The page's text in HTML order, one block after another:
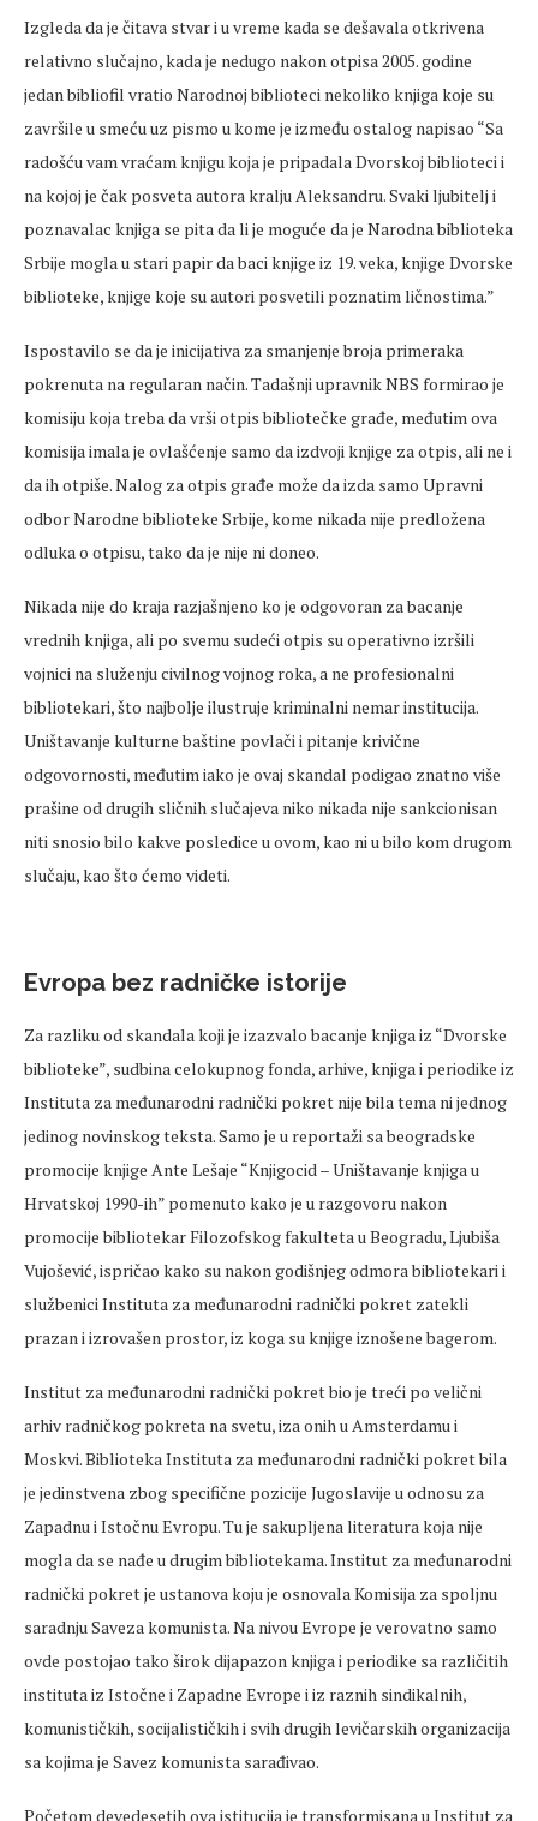
Izgleda da je čitava stvar i u vreme kada se dešavala otkrivena
relativno slučajno, kada je nedugo nakon otpisa 2005. godine
jedan bibliofil vratio Narodnoj biblioteci nekoliko knjiga koje su
završile u smeću uz pismo u kome je između ostalog napisao “Sa
radošću vam vraćam knjigu koja je pripadala Dvorskoj biblioteci i
na kojoj je čak posveta autora kralju Aleksandru. Svaki ljubitelj i
poznavalac knjiga se pita da li je moguće da je Narodna biblioteka
Srbije mogla u stari papir da baci knjige iz 19. veka, knjige Dvorske
biblioteke, knjige koje su autori posvetili poznatim ličnostima.”
Ispostavilo se da je inicijativa za smanjenje broja primeraka
pokrenuta na regularan način. Tadašnji upravnik NBS formirao je
komisiju koja treba da vrši otpis bibliotečke građe, međutim ova
komisija imala je ovlašćenje samo da izdvoji knjige za otpis, ali ne i
da ih otpiše. Nalog za otpis građe može da izda samo Upravni
odbor Narodne biblioteke Srbije, kome nikada nije predložena
odluka o otpisu, tako da je nije ni doneo.
Nikada nije do kraja razjašnjeno ko je odgovoran za bacanje
vrednih knjiga, ali po svemu sudeći otpis su operativno izršili
vojnici na služenju civilnog vojnog roka, a ne profesionalni
bibliotekari, što najbolje ilustruje kriminalni nemar institucija.
Uništavanje kulturne baštine povlači i pitanje krivične
odgovornosti, međutim iako je ovaj skandal podigao znatno više
prašine od drugih sličnih slučajeva niko nikada nije sankcionisan
niti snosio bilo kakve posledice u ovom, kao ni u bilo kom drugom
slučaju, kao što ćemo videti.
Evropa bez radničke istorije
Za razliku od skandala koji je izazvalo bacanje knjiga iz “Dvorske
biblioteke”, sudbina celokupnog fonda, arhive, knjiga i periodike iz
Instituta za međunarodni radnički pokret nije bila tema ni jednog
jedinog novinskog teksta. Samo je u reportaži sa beogradske
promocije knjige Ante Lešaje “Knjigocid – Uništavanje knjiga u
Hrvatskoj 1990-ih” pomenuto kako je u razgovoru nakon
promocije bibliotekar Filozofskog fakulteta u Beogradu, Ljubiša
Vujošević, ispričao kako su nakon godišnjeg odmora bibliotekari i
službenici Instituta za međunarodni radnički pokret zatekli
prazan i izrovašen prostor, iz koga su knjige iznošene bagerom.
Institut za međunarodni radnički pokret bio je treći po velični
arhiv radničkog pokreta na svetu, iza onih u Amsterdamu i
Moskvi. Biblioteka Instituta za međunarodni radnički pokret bila
je jedinstvena zbog specifične pozicije Jugoslavije u odnosu za
Zapadnu i Istočnu Evropu. Tu je sakupljena literatura koja nije
mogla da se nađe u drugim bibliotekama. Institut za međunarodni
radnički pokret je ustanova koju je osnovala Komisija za spoljnu
saradnju Saveza komunista. Na nivou Evrope je verovatno samo
ovde postojao tako širok dijapazon knjiga i periodike sa različitih
instituta iz Istočne i Zapadne Evrope i iz raznih sindikalnih,
komunističkih, socijalističkih i svih drugih levičarskih organizacija
sa kojima je Savez komunista sarađivao.
Početom devedesetih ova istitucija je transformisana u Institut za